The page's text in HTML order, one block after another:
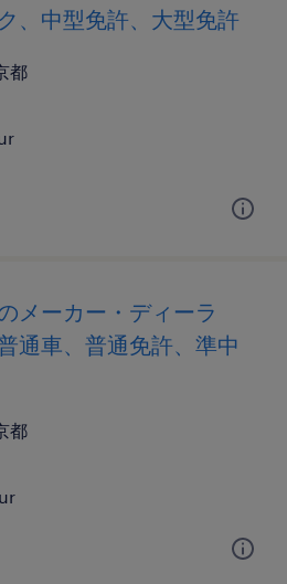
、中型免許、大型免許
都
メーカー・ディーラ
通車、普通免許、準中
都